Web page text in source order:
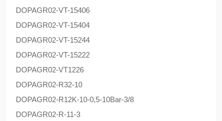
DOPAGR02-VT-15406
DOPAGR02-VT-15404
DOPAGR02-VT-15244
DOPAGR02-VT-15222
DOPAGR02-VT1226
DOPAGR02-R32-10
DOPAGR02-R12K-10-0,5-10Bar-3/8
DOPAGR02-R-11-3